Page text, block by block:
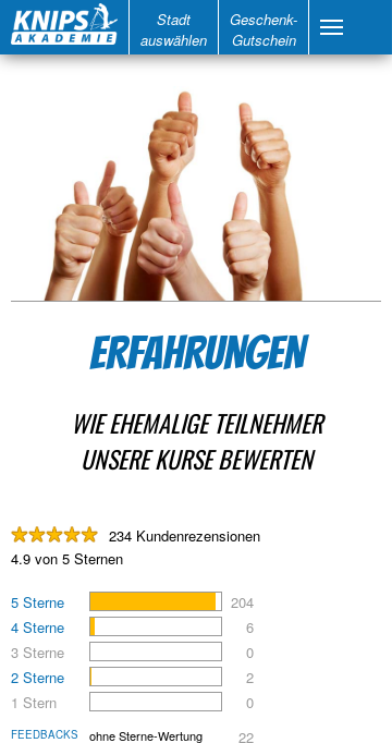
Stadt
auswählen
Geschenk-
Gutschein
ERFAHRUNGEN
WIE EHEMALIGE TEILNEHMER
UNSERE KURSE BEWERTEN
234 Kundenrezensionen
4.9 von 5 Sternen
5 Sterne
204
4 Sterne
6
3 Sterne
0
2 Sterne
2
1 Stern
0
FEEDBACKS
ohne Sterne-Wertung
22